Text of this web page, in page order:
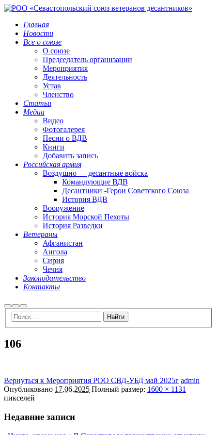
Главная
Новости
Все о союзе
О союзе
Председатель организации
Мероприятия
Деятельность
Устав
Членство
Статьи
Медиа
Видео
Фотогалерея
Песни о ВДВ
Книги
Добавить запись
Российская армия
Воздушно — десантные войска
Командующие ВДВ
Десантники -Герои Советского Союза
История ВДВ
Вооружение
История Морской Пехоты
История Разведки
Ветераны
Афганистан
Ангола
Сирия
Чечня
Законодательство
Контакты
НайтиБольше
информации
Главное
меню
106
Вернуться к Мероприятия РОО СВД-УБД май 2025г admin
Опубликовано 17.06.2025 Полный размер: 1600 × 1131
пикселей
Недавние записи